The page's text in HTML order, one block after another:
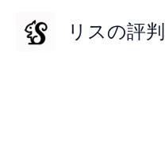
リスの評判